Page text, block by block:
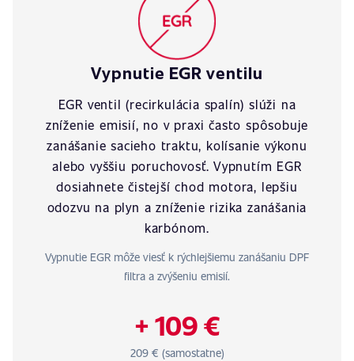
Vypnutie EGR ventilu
EGR ventil (recirkulácia spalín) slúži na
zníženie emisií, no v praxi často spôsobuje
zanášanie sacieho traktu, kolísanie výkonu
alebo vyššiu poruchovosť. Vypnutím EGR
dosiahnete čistejší chod motora, lepšiu
odozvu na plyn a zníženie rizika zanášania
karbónom.
Vypnutie EGR môže viesť k rýchlejšiemu zanášaniu DPF
filtra a zvýšeniu emisií.
+ 109 €
209 € (samostatne)